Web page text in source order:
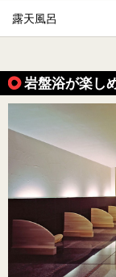
露天風呂
岩盤浴が楽し